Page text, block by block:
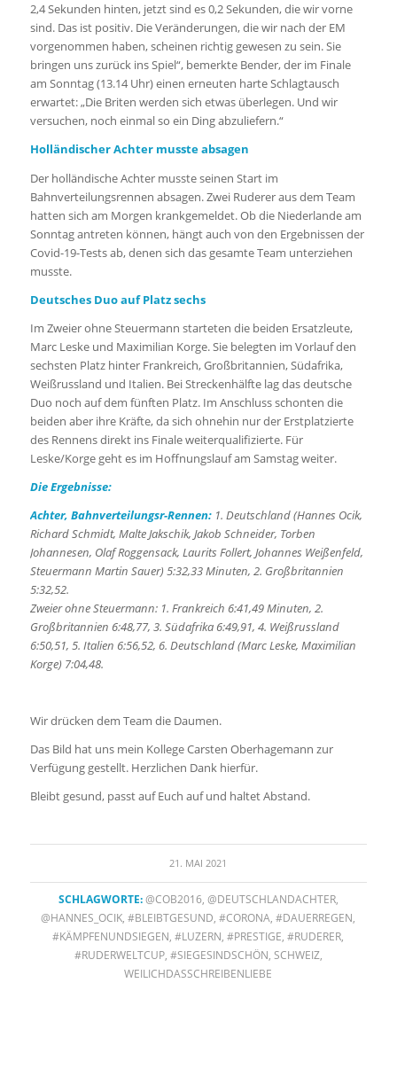
2,4 Sekunden hinten, jetzt sind es 0,2 Sekunden, die wir vorne
sind. Das ist positiv. Die Veränderungen, die wir nach der EM
vorgenommen haben, scheinen richtig gewesen zu sein. Sie
bringen uns zurück ins Spiel“, bemerkte Bender, der im Finale
am Sonntag (13.14 Uhr) einen erneuten harte Schlagtausch
erwartet: „Die Briten werden sich etwas überlegen. Und wir
versuchen, noch einmal so ein Ding abzuliefern.“
Holländischer Achter musste absagen
Der holländische Achter musste seinen Start im
Bahnverteilungsrennen absagen. Zwei Ruderer aus dem Team
hatten sich am Morgen krankgemeldet. Ob die Niederlande am
Sonntag antreten können, hängt auch von den Ergebnissen der
Covid-19-Tests ab, denen sich das gesamte Team unterziehen
musste.
Deutsches Duo auf Platz sechs
Im Zweier ohne Steuermann starteten die beiden Ersatzleute,
Marc Leske und Maximilian Korge. Sie belegten im Vorlauf den
sechsten Platz hinter Frankreich, Großbritannien, Südafrika,
Weißrussland und Italien. Bei Streckenhälfte lag das deutsche
Duo noch auf dem fünften Platz. Im Anschluss schonten die
beiden aber ihre Kräfte, da sich ohnehin nur der Erstplatzierte
des Rennens direkt ins Finale weiterqualifizierte. Für
Leske/Korge geht es im Hoffnungslauf am Samstag weiter.
Die Ergebnisse:
Achter, Bahnverteilungsr-Rennen:1. Deutschland (Hannes Ocik,
Richard Schmidt, Malte Jakschik, Jakob Schneider, Torben
Johannesen, Olaf Roggensack, Laurits Follert, Johannes Weißenfeld,
Steuermann Martin Sauer) 5:32,33 Minuten, 2. Großbritannien
5:32,52.
Zweier ohne Steuermann: 1. Frankreich 6:41,49 Minuten, 2.
Großbritannien 6:48,77, 3. Südafrika 6:49,91, 4. Weißrussland
6:50,51, 5. Italien 6:56,52, 6. Deutschland (Marc Leske, Maximilian
Korge) 7:04,48.
Wir drücken dem Team die Daumen.
Das Bild hat uns mein Kollege Carsten Oberhagemann zur
Verfügung gestellt. Herzlichen Dank hierfür.
Bleibt gesund, passt auf Euch auf und haltet Abstand.
21. MAI 2021
SCHLAGWORTE:@COB2016, @DEUTSCHLANDACHTER,
@HANNES_OCIK ,#BLEIBTGESUND ,#CORONA ,#DAUERREGEN
#KÄMPFENUNDSIEGEN ,#LUZERN ,#PRESTIGE ,#RUDERER
#RUDERWELTCUP, #SIEGESINDSCHÖN SCHWEIZ,
WEILICHDASSCHREIBENLIEBE